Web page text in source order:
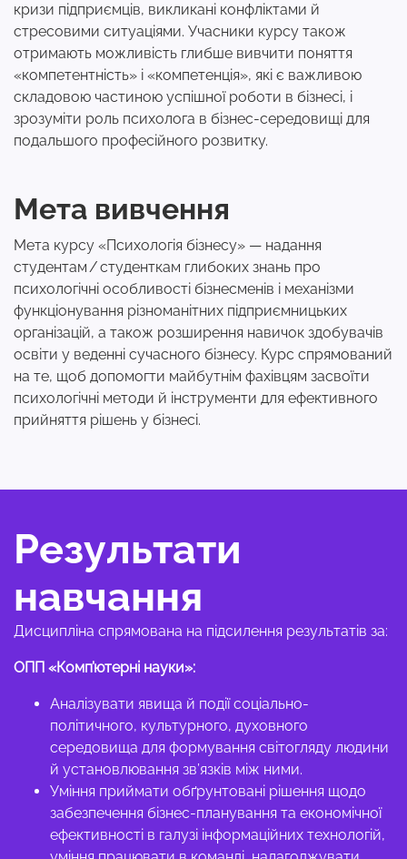
кризи підприємців, викликані конфліктами й
стресовими ситуаціями. Учасники курсу також
отримають можливість глибше вивчити поняття
«компетентність» і «компетенція», які є важливою
складовою частиною успішної роботи в бізнесі, і
зрозуміти роль психолога в бізнес-середовищі для
подальшого професійного розвитку.
Мета вивчення
Мета курсу «Психологія бізнесу» — надання
студентам / студенткам глибоких знань про
психологічні особливості бізнесменів і механізми
функціонування різноманітних підприємницьких
організацій, а також розширення навичок здобувачів
освіти у веденні сучасного бізнесу. Курс спрямований
на те, щоб допомогти майбутнім фахівцям засвоїти
психологічні методи й інструменти для ефективного
прийняття рішень у бізнесі.
Результати
навчання
Дисципліна спрямована на підсилення результатів за:
ОПП «Комп’ютерні науки»:
Аналізувати явища й події соціально-
політичного, культурного, духовного
середовища для формування світогляду людини
й установлювання зв’язків між ними.
Уміння приймати обґрунтовані рішення щодо
забезпечення бізнес-планування та економічної
ефективності в галузі інформаційних технологій,